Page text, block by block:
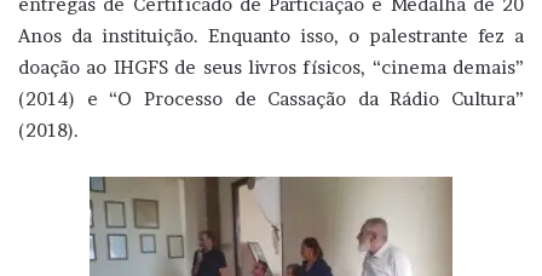
entregas de Certificado de Particiação e Medalha de 20
Anos da instituição. Enquanto isso, o palestrante fez a
doação ao IHGFS de seus livros físicos, “cinema demais”
(2014) e “O Processo de Cassação da Rádio Cultura”
(2018).